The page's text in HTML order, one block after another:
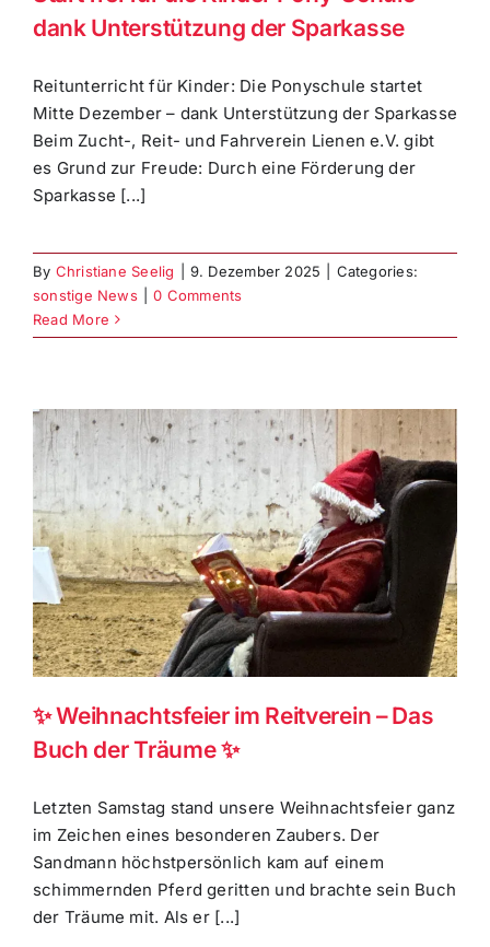
dank Unterstützung der Sparkasse
Reitunterricht für Kinder: Die Ponyschule startet
Mitte Dezember – dank Unterstützung der Sparkasse
Beim Zucht-, Reit- und Fahrverein Lienen e.V. gibt
es Grund zur Freude: Durch eine Förderung der
Sparkasse [...]
By Christiane Seelig 9. Dezember 2025
Categories:
sonstige News
0 Comments
Read More
✨ Weihnachtsfeier im Reitverein – Das
Buch der Träume ✨
Letzten Samstag stand unsere Weihnachtsfeier ganz
im Zeichen eines besonderen Zaubers. Der
Sandmann höchstpersönlich kam auf einem
schimmernden Pferd geritten und brachte sein Buch
der Träume mit. Als er [...]